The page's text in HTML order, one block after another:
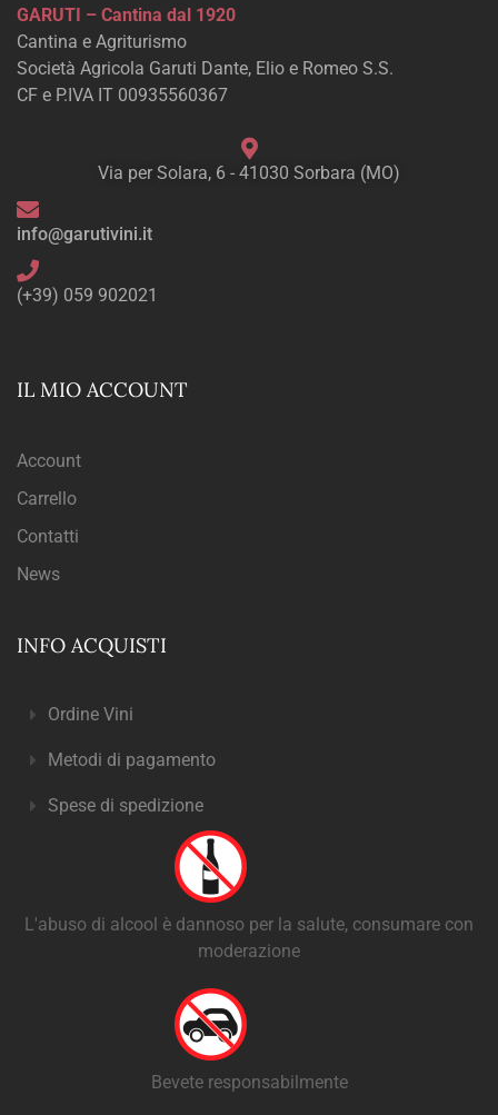
GARUTI – Cantina dal 1920
Cantina e Agriturismo
Società Agricola Garuti Dante, Elio e Romeo S.S.
CF e P.IVA IT 00935560367
Via per Solara, 6 - 41030 Sorbara (MO)
info@garutivini.it
(+39) 059 902021
IL MIO ACCOUNT
Account
Carrello
Contatti
News
INFO ACQUISTI
Ordine Vini
Metodi di pagamento
Spese di spedizione
L'abuso di alcool è dannoso per la salute, consumare con
moderazione
Bevete responsabilmente